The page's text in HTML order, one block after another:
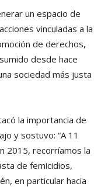
un espacio de
vinculadas a la
de derechos,
desde hace
sociedad más justa
la importancia de
y sostuvo: “A 11
2015, recorríamos la
de femicidios,
en particular hacia